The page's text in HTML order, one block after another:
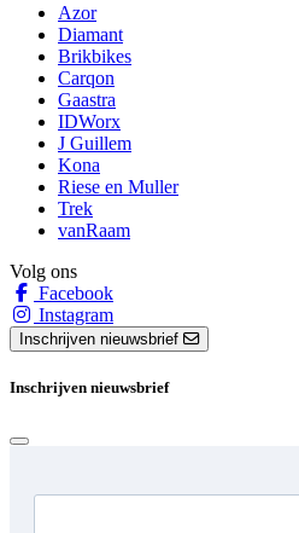
Azor
Diamant
Brikbikes
Carqon
Gaastra
IDWorx
J Guillem
Kona
Riese en Muller
Trek
vanRaam
Volg ons
Facebook
Instagram
Inschrijven nieuwsbrief
Inschrijven nieuwsbrief